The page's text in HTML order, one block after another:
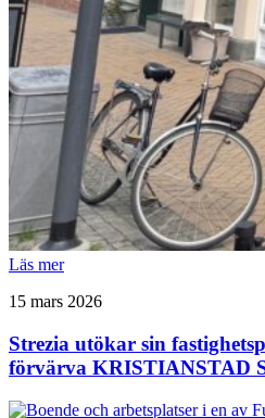
Läs mer
15 mars 2026
Strezia utökar sin
förvärva KRISTIANSTAD